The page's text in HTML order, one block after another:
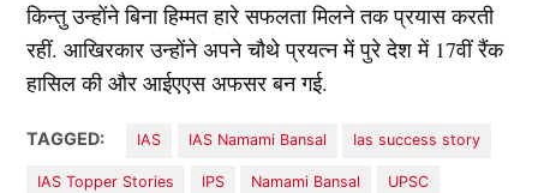
किन्तु उन्होंने बिना हिम्मत हारे सफलता मिलने तक प्रयास करती
रहीं. आखिरकार उन्होंने अपने चौथे प्रयत्न में पुरे देश में 17वीं रैंक
हासिल की और आईएएस अफसर बन गई.
TAGGED: IAS IAS Namami Bansal Ias success story
IAS Topper Stories IPS Namami Bansal UPSC